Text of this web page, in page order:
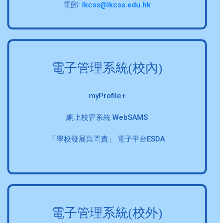
電郵: lkcss@lkcss.edu.hk
電子管理系統(校內)
myProfile+
網上校管系統 WebSAMS
「學校發展與問責」 電子平台ESDA
電子管理系統(校外)